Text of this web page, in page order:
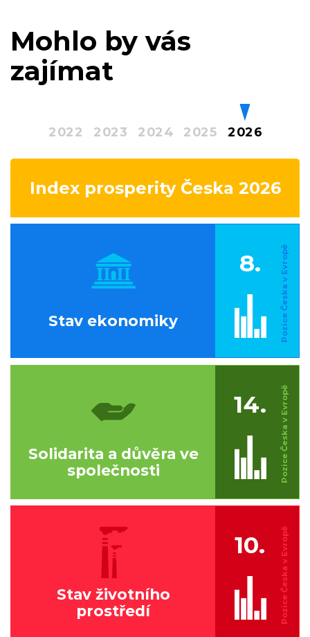
Mohlo by vás
zajímat
2022 2023 2024 2025 2026
Index prosperity Česka 2026
Stav ekonomiky
8.
Solidarita a důvěra ve
společnosti
14.
Stav životního
prostředí
10.